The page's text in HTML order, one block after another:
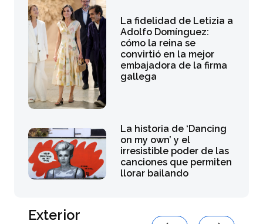
La fidelidad de Letizia a
Adolfo Domínguez:
cómo la reina se
convirtió en la mejor
embajadora de la firma
gallega
La historia de ‘Dancing
on my own’ y el
irresistible poder de las
canciones que permiten
llorar bailando
Exterior